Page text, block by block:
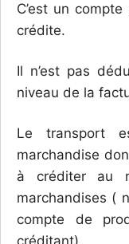
C’est un
crédite.
Il n’est pas
niveau de la
Le transport
marchandise
à créditer au
marchandises (
compte de
créditant).